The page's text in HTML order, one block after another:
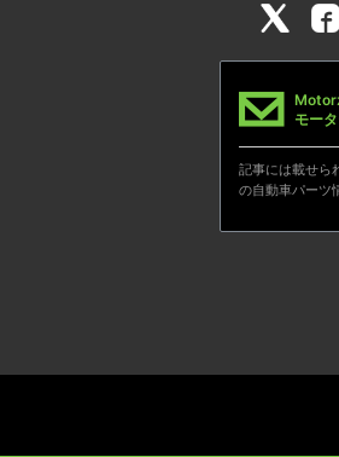
モー
記事には載せら
の自動車パーツ